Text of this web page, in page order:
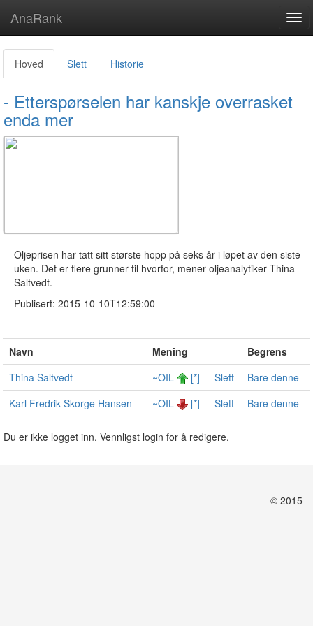
AnaRank
Hoved Slett Historie
- Etterspørselen har kanskje overrasket
enda mer
Oljeprisen har tatt sitt største hopp på seks år i løpet av den siste
uken. Det er flere grunner til hvorfor, mener oljeanalytiker Thina
Saltvedt.
Publisert: 2015-10-10T12:59:00
Navn Mening
Begrens
Thina Saltvedt
~OIL [*] Slett
Bare denne
Karl Fredrik Skorge Hansen
~OIL [*] Slett Bare denne
Du er ikke logget inn. Vennligst login for å redigere.
© 2015